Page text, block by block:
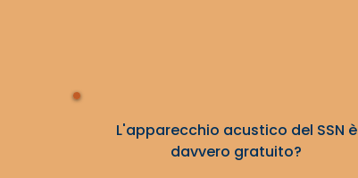
L'apparecchio acustico del SSN è
davvero gratuito?